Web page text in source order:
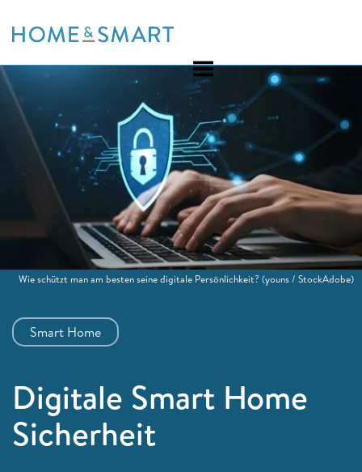
to
Smart Home
Digitale Smart Home
Sicherheit
Wie schützt man am besten seine digitale Persönlichkeit? (youns / StockAdobe)